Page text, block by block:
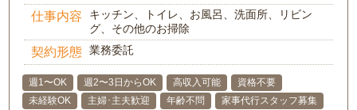
仕事内容
キッチン、トイレ、お風呂、洗面所、リビン
グ、その他のお掃除
契約形態 業務委託
週1〜OK 週2〜3日からOK 高収入可能
資格不要
未経験OK
主婦･主夫歓迎 年齢不問
家事代行スタッフ募集